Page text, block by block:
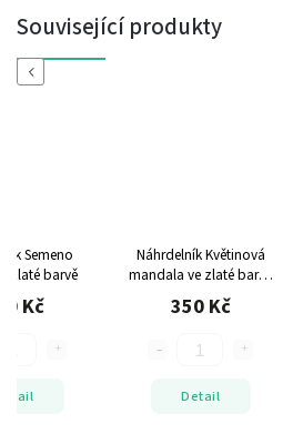
Související produkty
Previous
Semeno
zlaté barvě
Kč
Náhrdelník Květinová
mandala ve zlaté barvě
nerezová ocel
350 Kč
Detail